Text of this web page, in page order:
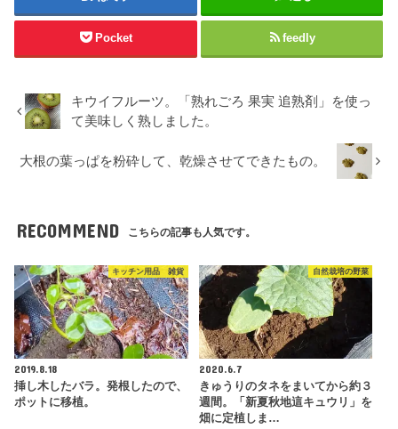
Pocket feedly
キウイフルーツ。「熟れごろ 果実 追熟剤」を使っ
て美味しく熟しました。
大根の葉っぱを粉砕して、乾燥させてできたもの。
RECOMMEND こちらの記事も人気です。
キッチン用品 雑貨
2019.8.18
挿し木したバラ。発根したので、
ポットに移植。
自然栽培の野菜
2020.6.7
きゅうりのタネをまいてから約３
週間。「新夏秋地這キュウリ」を
畑に定植しま…